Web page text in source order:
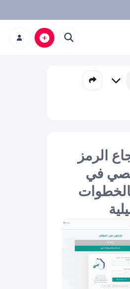
الرمز
في